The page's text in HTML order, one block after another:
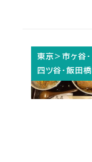
東京＞市ヶ谷・
四ツ谷・飯田橋